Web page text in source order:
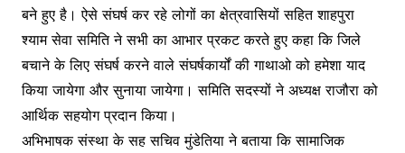
बने हुए है। ऐसे संघर्ष कर रहे लोगों का क्षेत्रवासियों सहित शाहपुरा
श्याम सेवा समिति ने सभी का आभार प्रकट करते हुए कहा कि जिले
बचाने के लिए संघर्ष करने वाले संघर्षकार्यों की गाथाओ को हमेशा याद
किया जायेगा और सुनाया जायेगा। समिति सदस्यों ने अध्यक्ष राजौरा को
आर्थिक सहयोग प्रदान किया।
अभिभाषक संस्था के सह सचिव मुंडेतिया ने बताया कि सामाजिक